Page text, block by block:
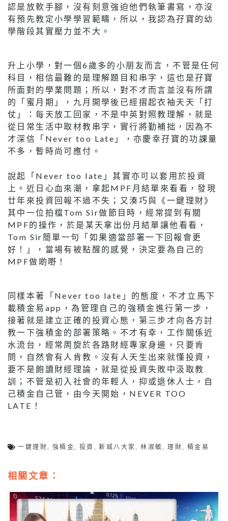
認是放軟手腳，沒有刻意強迫他們執筆書寫，亦沒
有預先教定小學學習範疇，所以，我認為孖寶的幼
學階段其實壓力並不大。
升上小學，對一個6歲多的小朋友而言，不管是任何
科目，相信最難的是理解題目和串字，這也是孖寶
所面對的學業問題；所以，對不才而言並沒有所謂
的「蜜月期」，九月開學後已經摺起衣袖天天「打
仗」：每天放工回家，不是中英對照教理解，就是
從日常生活中取材教串字，實行將勤補拙，因為不
才深信「Never too Late」，亦慶幸孖寶的功課量
不多，暫時尚可應付。
說起「Never too late」其實亦可以套用於投資
上。近日心血來潮，拿起MPF月結單來看看，發現
廿年來投資回報不過不失；又湊巧與《一鍵理財》
其中一位拍檔Tom Sir做節目時，經常提到有關
MPF的操作，於是某天拿出份月結單讓他看看，
Tom Sir簡單一句「如果適當部署一下回報會更
好！」，當場有被點醒的感覺，決定要為自己的
MPF做啲嘢！
同樣本著「Never too late」的態度，不才立馬下
載積金易app，為管理自己的強積金進行第一步，
接著就是建立正確的投資心態，第三步才向各方討
教一下強積金的部署策略。不才有幸，工作關係近
水流台，經常周旋於各路財經專家身邊，只要肯
問，自然會有人肯教。沒有人天生出來就懂投資，
要不是飽讀財經理論，就是從投資失敗中汲取教
訓；不管是初入社會的年輕人，抑或退休人士，自
己積金自己管，由今天開始，NEVER TOO
LATE！
一鍵理財, 強積金, 投資 ,新城八大家,林淑敏,理財, 積金易
相關文章：